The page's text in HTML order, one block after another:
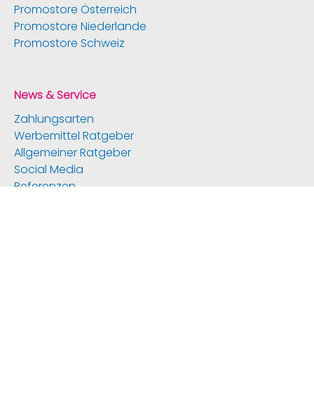
Promostore Österreich
Promostore Niederlande
Promostore Schweiz
News & Service
Zahlungsarten
Werbemittel Ratgeber
Allgemeiner Ratgeber
Social Media
Referenzen